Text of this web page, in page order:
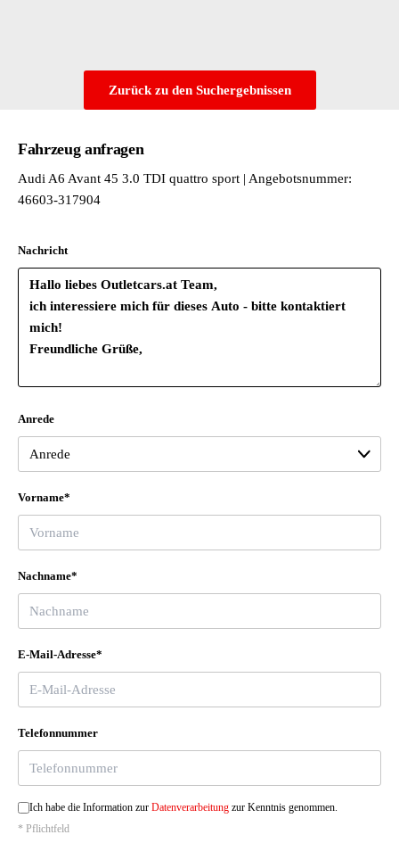
Spez.Schilder/Aufkleber/Sicherheitszertifikate für Deutschland
Spezielles Typschild EU
Steuerungsnummer
Steuerungsnummer direkt
Transportschutz (Ausf.1)
Variant/Avant
Variante Grundausstattung
Verbandmaterial mit Warndreieck und Warnwesten
Zurück zu den Suchergebnissen
Fahrzeug anfragen
Audi A6 Avant 45 3.0 TDI quattro sport | Angebotsnummer:
46603-317904
Nachricht
Anrede
Vorname*
Nachname*
E-Mail-Adresse*
Telefonnummer
Ich habe die Information zur Datenverarbeitung zur Kenntnis genommen.
* Pflichtfeld